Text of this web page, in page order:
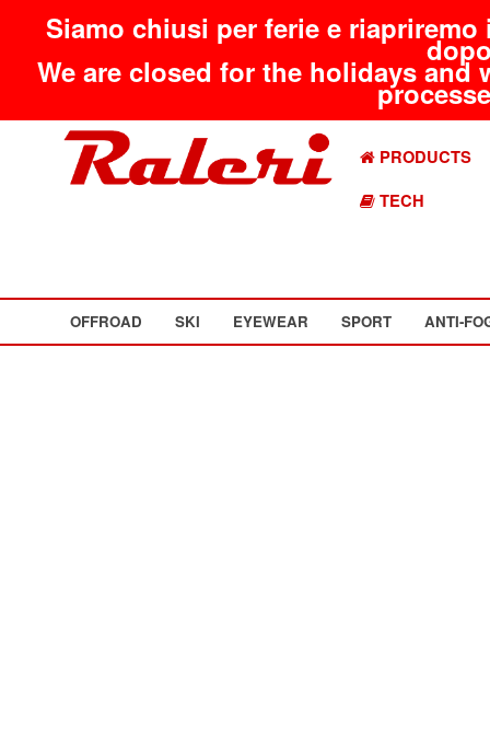
Siamo chiusi per ferie e
We are closed for the holidays
PRODUCTS
TECH
OFFROAD SKI EYEWEAR SPORT ANTI-